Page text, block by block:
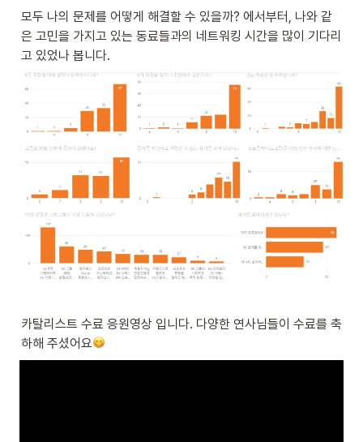
모두 나의 문제를 어떻게 해결할 수 있을까? 에서부터, 나와 같
은 고민을 가지고 있는 동료들과의 네트워킹 시간을 많이 기다리
고 있었나 봅니다.
카탈리스트 수료 응원영상 입니다. 다양한 연사님들이 수료를 축
하해 주셨어요